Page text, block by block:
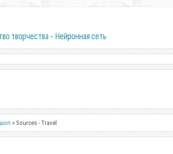
творчества - Нейронная сеть
» Sources - Travel